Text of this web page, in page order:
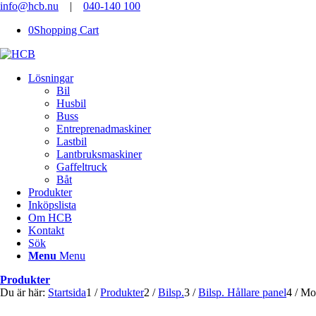
info@hcb.nu | 040-140 100
0Shopping Cart
Lösningar
Bil
Husbil
Buss
Entreprenadmaskiner
Lastbil
Lantbruksmaskiner
Gaffeltruck
Båt
Produkter
Inköpslista
Om HCB
Kontakt
Sök
Menu Menu
Produkter
Du är här: Startsida1 / Produkter2 / Bilsp.3 / Bilsp. Hållare panel4 /